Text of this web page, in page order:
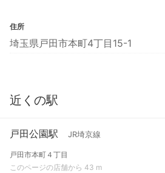
住所
埼玉県戸田市本町4丁目15-1
近くの駅
戸田公園駅 JR埼京線
戸田市本町４丁目
このページの店舗から 43 m